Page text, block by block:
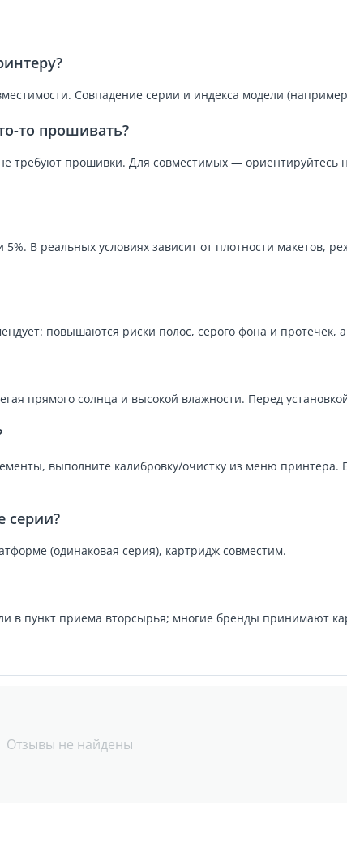
Совпадение серии и индекса модели
то прошивать?
прошивки. Для совместимых — ориентируйтесь
5%. В реальных условиях зависит от плотности макетов,
повышаются риски полос, серого фона и протечек,
прямого солнца и высокой влажности. Перед
выполните калибровку/очистку из меню
серии?
(одинаковая серия), картридж совместим.
в пункт приема вторсырья; многие бренды принимают
Отзывы не найдены